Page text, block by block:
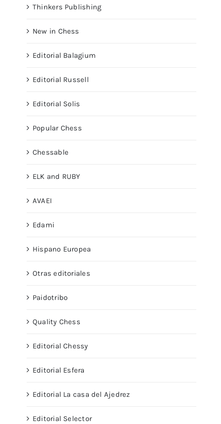
Thinkers Publishing
New in Chess
Editorial Balagium
Editorial Russell
Editorial Solis
Popular Chess
Chessable
ELK and RUBY
AVAEI
Edami
Hispano Europea
Otras editoriales
Paidotribo
Quality Chess
Editorial Chessy
Editorial Esfera
Editorial La casa del Ajedrez
Editorial Selector